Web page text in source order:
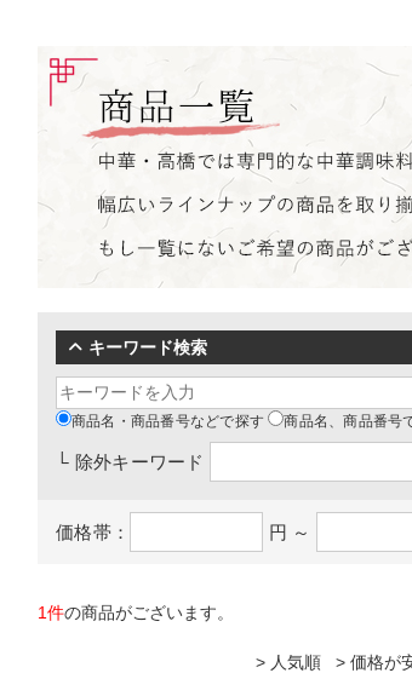
キーワード検索
商品名・商品番号などで探す 商品名、商品番号
└ 除外キーワード
価格帯： 円 ～
1件の商品がございます。
人気順 価格が